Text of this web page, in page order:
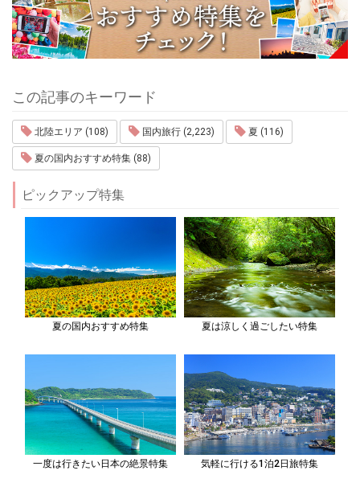
この記事のキーワード
北陸エリア (108) 国内旅行 (2,223) 夏 (116)
夏の国内おすすめ特集 (88)
ピックアップ特集
夏の国内おすすめ特集 夏は涼しく過ごしたい特集
一度は行きたい日本の絶景特集 気軽に行ける1泊2日旅特集